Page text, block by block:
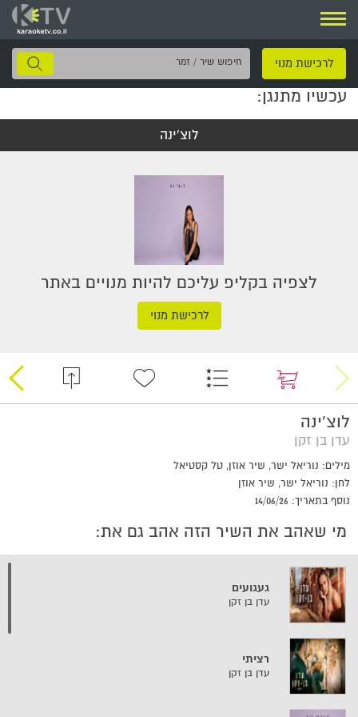
ניווט
לרכישת מנוי
חיפוש
שיר
עכשיו מתנגן:
לוצ'ינה
לצפיה בקליפ עליכם להיות מנויים באתר
לרכישת מנוי
לוצ'ינה
עדן בן זקן
מילים: נוריאל ישר, שיר אוזן, טל קסטיאל
לחן: נוריאל ישר, שיר אוזן
נוסף בתאריך: 14/06/26
מי שאהב את השיר הזה אהב גם את:
געגועים
עדן בן זקן
רציתי
עדן בן זקן